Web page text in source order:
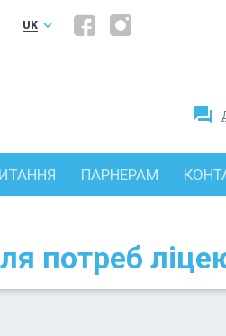
UK keyboard_arrow_down
question_answer
ПАРНЕРАМ
потреб